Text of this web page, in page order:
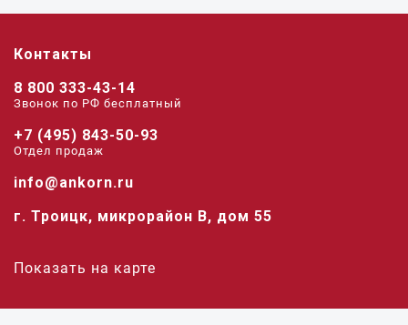
Контакты
8 800 333-43-14
Звонок по РФ беcплатный
+7 (495) 843-50-93
Отдел продаж
info@ankorn.ru
г. Троицк, микрорайон В, дом 55
Показать на карте